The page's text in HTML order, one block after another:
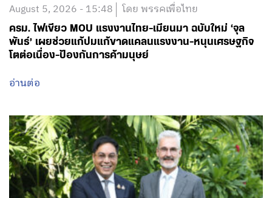
August 5, 2026 - 15:48 โดย พรรคเพื่อไทย
ครม. ไฟเขียว MOU แรงงานไทย-เมียนมา ฉบับใหม่ ‘จุล
พันธ์’ เผยช่วยแก้ปมแก้ขาดแคลนแรงงาน-หนุนเศรษฐกิจ
โตต่อเนื่อง-ป้องกันการค้ามนุษย์
อ่านต่อ